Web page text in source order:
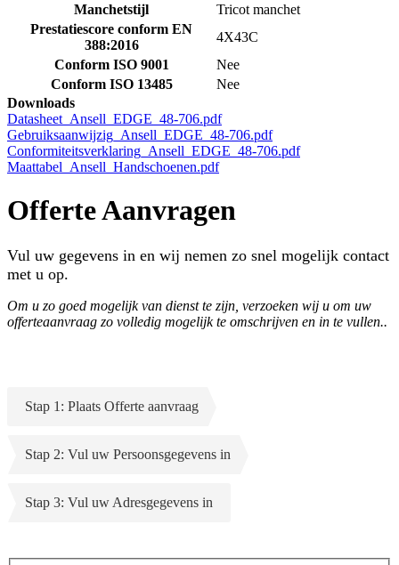
Manchetstijl
Tricot manchet
Prestatiescore conform EN
388:2016
4X43C
Conform ISO 9001
Nee
Conform ISO 13485
Nee
Downloads
Datasheet_Ansell_EDGE_48-706.pdf
Gebruiksaanwijzig_Ansell_EDGE_48-706.pdf
Conformiteitsverklaring_Ansell_EDGE_48-706.pdf
Maattabel_Ansell_Handschoenen.pdf
Offerte Aanvragen
Vul uw gegevens in en wij nemen zo snel mogelijk contact
met u op.
Om u zo goed mogelijk van dienst te zijn, verzoeken wij u om uw
offerteaanvraag zo volledig mogelijk te omschrijven en in te vullen..
Stap 1: Plaats Offerte aanvraag
Stap 2: Vul uw Persoonsgegevens in
Stap 3: Vul uw Adresgegevens in